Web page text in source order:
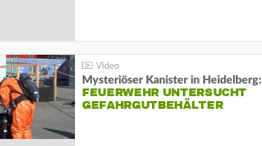
Mysteriöser Kanister in Heidelberg:
FEUERWEHR UNTERSUCHT
GEFAHRGUTBEHÄLTER